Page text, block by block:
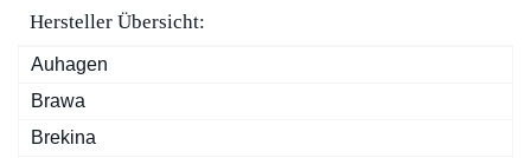
Hersteller Übersicht:
Auhagen
Brawa
Brekina